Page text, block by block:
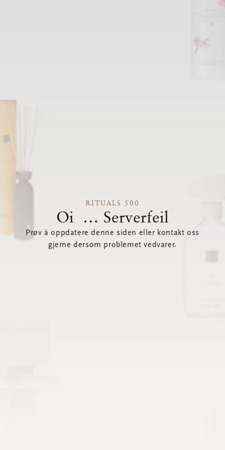
RITUALS 500
Oi … Serverfeil
Prøv å oppdatere denne siden eller kontakt oss
gjerne dersom problemet vedvarer.